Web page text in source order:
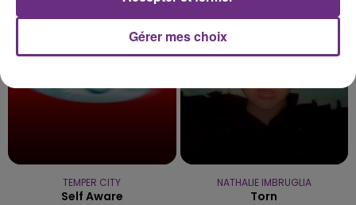
6h00
6h00
TEMPER CITY
Self Aware
5h56
5h56
NATHALIE IMBRUGLIA
Torn
Gérer mes choix